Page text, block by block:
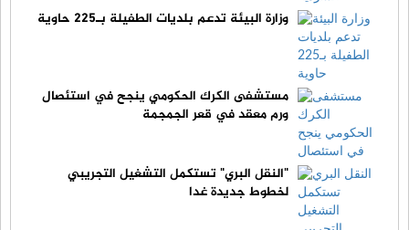
وزارة البيئة تدعم بلديات الطفيلة بـ225 حاوية
مستشفى الكرك الحكومي ينجح في استئصال
ورم معقد في قعر الجمجمة
"النقل البري" تستكمل التشغيل التجريبي
لخطوط جديدة غدا